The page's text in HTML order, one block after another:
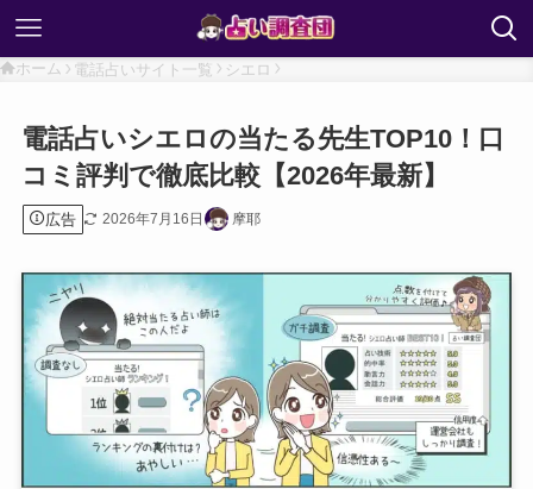
ホーム 電話占いサイト一覧 シエロ
電話占いシエロの当たる先生TOP10！口
コミ評判で徹底比較【2026年最新】
広告 2026年7月16日 摩耶